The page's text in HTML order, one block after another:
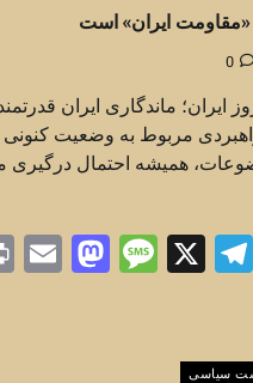
ایران» است
0
ایران؛ ماندگاری ایران
مربوط به وضعیت کنونی
همیشه احتمال درگیری
WhatsApp
Telegram
X
سیاسی